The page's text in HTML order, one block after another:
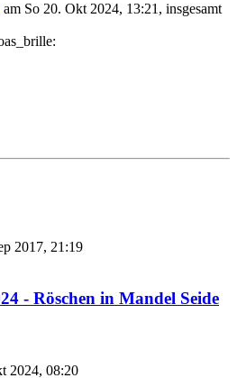
am So 20. Okt 2024, 13:21, insgesamt
2017, 21:19
- Röschen in Mandel Seide
2024, 08:20